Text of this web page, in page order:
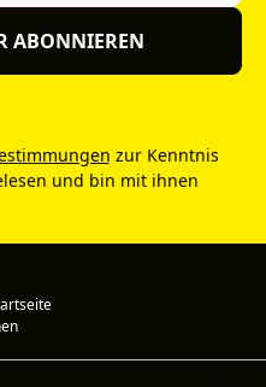
ABONNIEREN
zur Kenntnis
und bin mit ihnen